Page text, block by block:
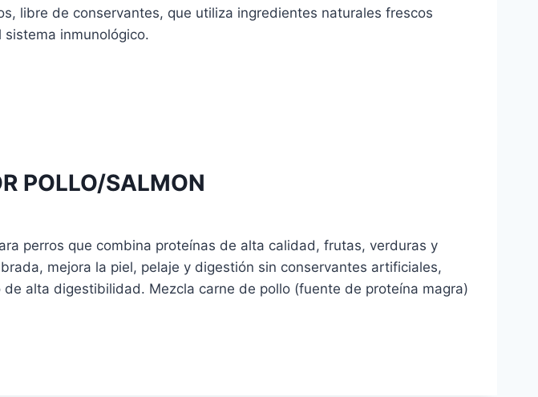
libre de conservantes, que utiliza ingredientes naturales frescos
inmunológico.
POLLO/SALMON
perros que combina proteínas de alta calidad, frutas, verduras y
mejora la piel, pelaje y digestión sin conservantes artificiales,
alta digestibilidad. Mezcla carne de pollo (fuente de proteína magra)